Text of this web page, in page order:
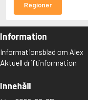
Regioner
Information
Informationsblad om Alex
Aktuell driftinformation
Innehåll